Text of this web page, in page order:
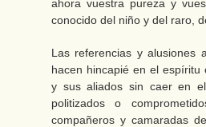
ahora vuestra pureza y
conocido del niño y del raro,
Las referencias y alusiones
hacen hincapié en el espíritu
y sus aliados sin caer en
politizados o
compañeros y camaradas